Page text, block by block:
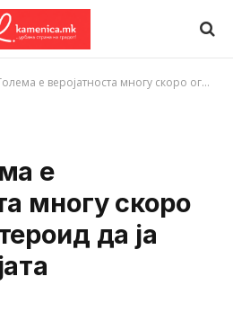
веројатноста многу скоро огромен астероид да ја погоди земјата
е
многу скоро
да ја